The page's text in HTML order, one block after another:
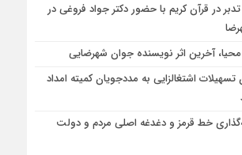
در قرآن کریم با حضور دکتر جواد فروغی در
محیا، آخرین اثر نویسنده جوان شهرضایی
تسهیلات اشتغالزایی به مددجویان کمیته امداد
خط قرمز و دغدغه اصلی مردم و دولت